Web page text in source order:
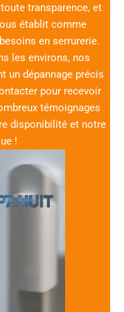
transparence, et
établit comme
en serrurerie.
les environs, nos
un dépannage précis
pour recevoir
témoignages
disponibilité et notre
!